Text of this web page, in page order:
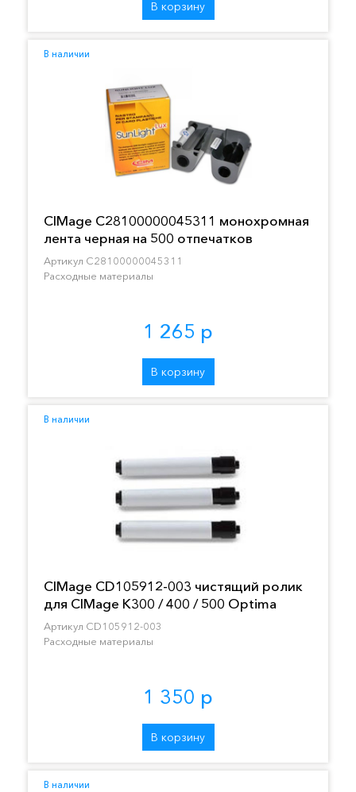
В корзину
В наличии
CIMage C28100000045311 монохромная
лента черная на 500 отпечатков
Артикул C28100000045311
Расходные материалы
1 265 р
В корзину
В наличии
CIMage CD105912-003 чистящий ролик
для CIMage K300 / 400 / 500 Optima
Артикул CD105912-003
Расходные материалы
1 350 р
В корзину
В наличии